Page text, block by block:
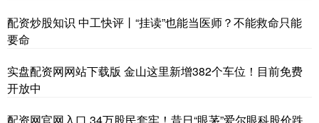
配资炒股知识 中工快评丨“挂读”也能当医师？不能救命只能
要命
实盘配资网网站下载版 金山这里新增382个车位！目前免费
开放中